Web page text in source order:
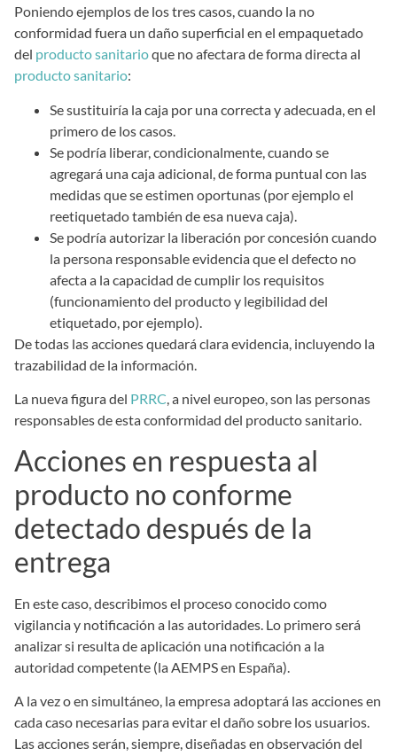
Poniendo ejemplos de los tres casos, cuando la no
conformidad fuera un daño superficial en el empaquetado
del producto sanitarioque no afectara de forma directa al
producto sanitario:
Se sustituiría la caja por una correcta y adecuada, en el
primero de los casos.
Se podría liberar, condicionalmente, cuando se
agregará una caja adicional, de forma puntual con las
medidas que se estimen oportunas (por ejemplo el
reetiquetado también de esa nueva caja).
Se podría autorizar la liberación por concesión cuando
la persona responsable evidencia que el defecto no
afecta a la capacidad de cumplir los requisitos
(funcionamiento del producto y legibilidad del
etiquetado, por ejemplo).
De todas las acciones quedará clara evidencia, incluyendo la
trazabilidad de la información.
La nueva figura del PRRC, a nivel europeo, son las personas
responsables de esta conformidad del producto sanitario.
Acciones en respuesta al
producto no conforme
detectado después de la
entrega
En este caso, describimos el proceso conocido como
vigilancia y notificación a las autoridades. Lo primero será
analizar si resulta de aplicación una notificación a la
autoridad competente (la AEMPS en España).
A la vez o en simultáneo, la empresa adoptará las acciones en
cada caso necesarias para evitar el daño sobre los usuarios.
Las acciones serán, siempre, diseñadas en observación del